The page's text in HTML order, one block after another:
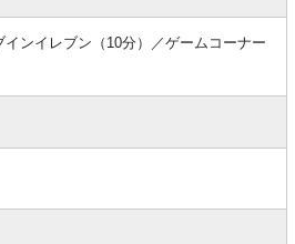
ンイレブン（10分）／ゲームコーナー